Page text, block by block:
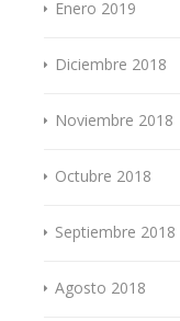
Enero 2019
Diciembre 2018
Noviembre 2018
Octubre 2018
Septiembre 2018
Agosto 2018